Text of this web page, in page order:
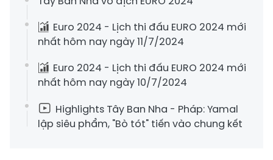
Euro 2024 - Lịch thi đấu EURO 2024 mới
nhất hôm nay ngày 11/7/2024
Euro 2024 - Lịch thi đấu EURO 2024 mới
nhất hôm nay ngày 10/7/2024
Highlights Tây Ban Nha - Pháp: Yamal
lập siêu phẩm, "Bò tót" tiến vào chung kết